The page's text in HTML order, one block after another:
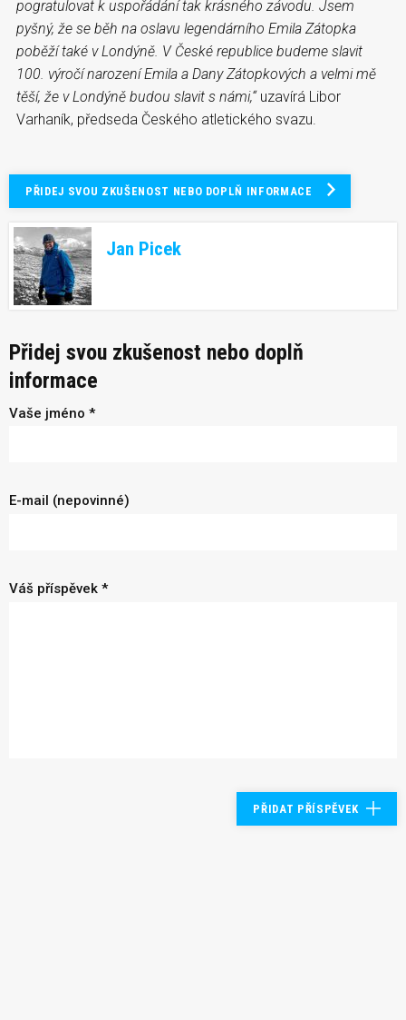
pogratulovat k uspořádání tak krásného závodu. Jsem
pyšný, že se běh na oslavu legendárního Emila Zátopka
poběží také v Londýně. V České republice budeme slavit
100. výročí narození Emila a Dany Zátopkových a velmi mě
těší, že v Londýně budou slavit s námi,“uzavírá Libor
Varhaník, předseda Českého atletického svazu.
PŘIDEJ SVOU ZKUŠENOST NEBO DOPLŇ INFORMACE
Jan Picek
Přidej svou zkušenost nebo doplň
informace
Vaše jméno *
E-mail (nepovinné)
Váš příspěvek *
PŘIDAT PŘÍSPĚVEK